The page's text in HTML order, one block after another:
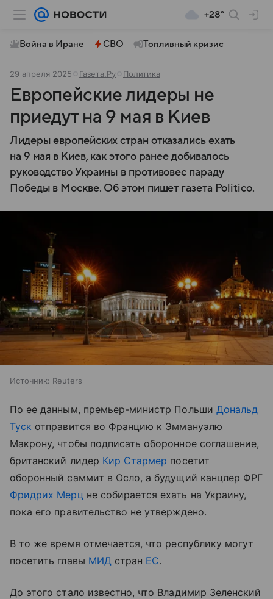
+28°
Война в Иране СВО Топливный кризис
29 апреля 2025 Газета.Ру Политика
Европейские лидеры не
приедут на 9 мая в Киев
Лидеры европейских стран отказались ехать
на 9 мая в Киев, как этого ранее добивалось
руководство Украины в противовес параду
Победы в Москве. Об этом пишет газета Politico.
Источник: Reuters
По ее данным, премьер-министр Польши Дональд
Туск отправится во Францию к Эммануэлю
Макрону, чтобы подписать оборонное соглашение,
британский лидер Кир Стармер посетит
оборонный саммит в Осло, а будущий канцлер ФРГ
Фридрих Мерц не собирается ехать на Украину,
пока его правительство не утверждено.
В то же время отмечается, что республику могут
посетить главы МИД стран ЕС.
До этого стало известно, что Владимир Зеленский